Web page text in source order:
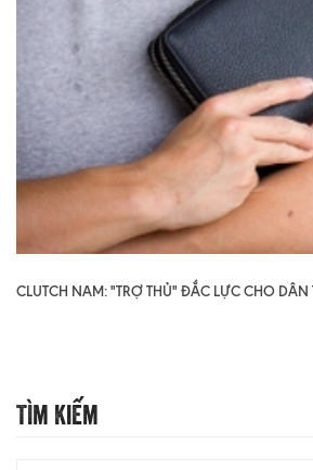
CLUTCH NAM: "TRỢ THỦ" ĐẮC LỰC CHO
Tìm Kiếm